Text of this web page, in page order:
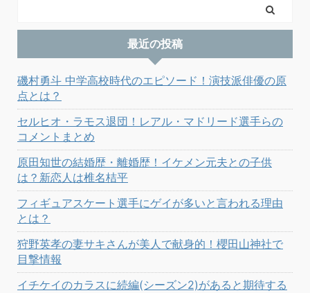
最近の投稿
磯村勇斗 中学高校時代のエピソード！演技派俳優の原
点とは？
セルヒオ・ラモス退団！レアル・マドリード選手らの
コメントまとめ
原田知世の結婚歴・離婚歴！イケメン元夫との子供
は？新恋人は椎名桔平
フィギュアスケート選手にゲイが多いと言われる理由
とは？
狩野英孝の妻サキさんが美人で献身的！櫻田山神社で
目撃情報
イチケイのカラスに続編(シーズン2)があると期待する